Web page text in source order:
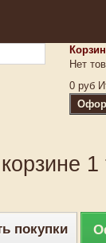
Нет
0 руб
1
покупки